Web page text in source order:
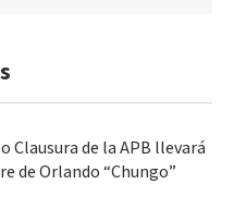
Clausura de la APB llevará
de Orlando “Chungo”